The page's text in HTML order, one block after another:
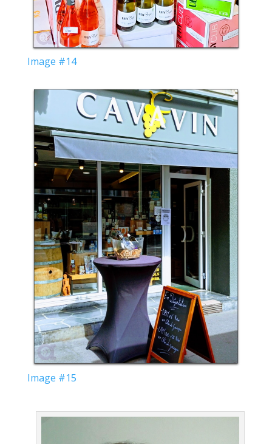
Image #14
Image #15